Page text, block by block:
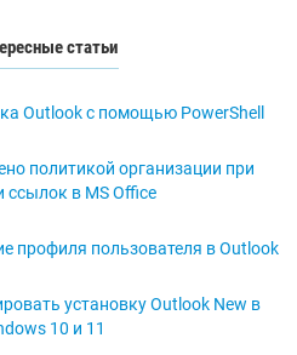
статьи
Outlook с помощью PowerShell
политикой организации при
ссылок в MS Office
профиля пользователя в Outlook
установку Outlook New в
10 и 11